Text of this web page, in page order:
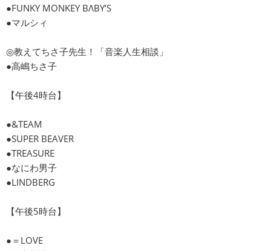
●FUNKY MONKEY BΛBY’S
●マルシィ
◎教えてちさ子先生！「音楽人生相談」
●高嶋ちさ子
【午後4時台】
●&TEAM
●SUPER BEAVER
●TREASURE
●なにわ男子
●LINDBERG
【午後5時台】
●＝LOVE